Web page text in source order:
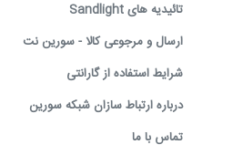
تائیدیه های Sandlight
ارسال و مرجوعی کالا - سورین نت
شرایط استفاده از گارانتی
درباره ارتباط سازان شبکه سورین
تماس با ما